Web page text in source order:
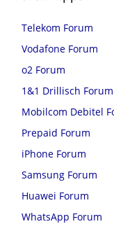
Telekom Forum
Vodafone Forum
o2 Forum
1&1 Drillisch Forum
Mobilcom Debitel
Prepaid Forum
iPhone Forum
Samsung Forum
Huawei Forum
WhatsApp Forum